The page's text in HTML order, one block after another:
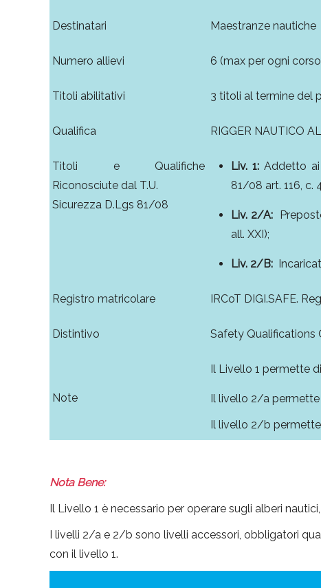
Destinatari Maestranze nautiche
Numero allievi 6 (max per ogni
Titoli abilitativi 3 titoli al termine del
Qualifica RIGGER NAUTICO
Titoli e Qualifiche
Riconosciute dal T.U.
Sicurezza D.Lgs 81/08
Liv. 1: Addetto
81/08 art. 116, c.
Liv. 2/A:
all. XXI);
Liv. 2/B:
Registro matricolare IRCoT DIGI.SAFE.
Distintivo Safety Qualifications
Note
Il Livello 1 permette
Il livello 2/a
Il livello 2/b
Nota Bene:
Il Livello 1 è necessario per operare sugli alberi
I livelli 2/a e 2/b sono livelli accessori, obbligatori
con il livello 1.